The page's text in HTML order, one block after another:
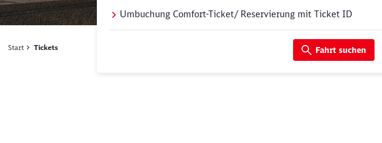
Start Tickets
Umbuchung Comfort-Ticket/ Reservierung mit Ticket ID
Fahrt suchen